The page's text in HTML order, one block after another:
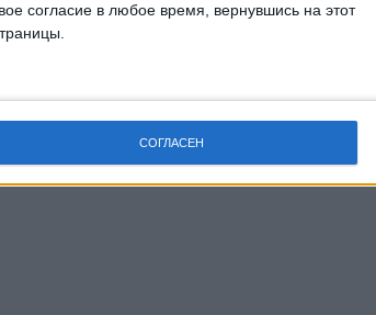
согласие в любое время, вернувшись на этот
СОГЛАСЕН